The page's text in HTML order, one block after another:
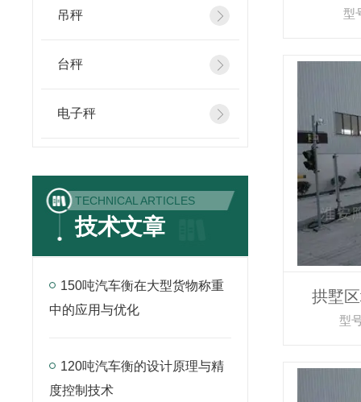
吊秤
台秤
电子秤
TECHNICAL ARTICLES
技术文章
150吨汽车衡在大型货物称重
中的应用与优化
120吨汽车衡的设计原理与精
度控制技术
型
拱墅
型